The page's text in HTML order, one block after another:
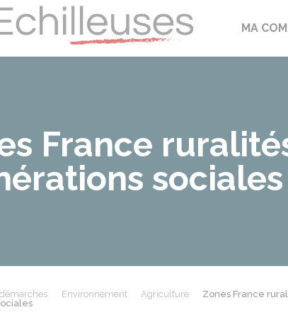
Échilleuses
MA
France
sociales
Environnement Agriculture
Zones France